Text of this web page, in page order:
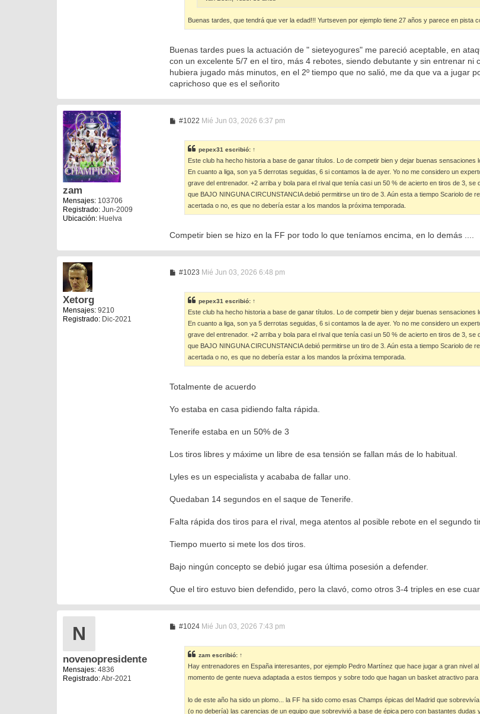
Buenas tardes, que tendrá que ver la edad!!! Yurtseven por ejemplo tiene 27 años y parece en pista
Buenas tardes pues la actuación de " sieteyogures" me pareció aceptable, en
con un excelente 5/7 en el tiro, más 4 rebotes, siendo debutante y sin entrenar
hubiera jugado más minutos, en el 2º tiempo que no salió, me da que va a jugar
caprichoso que es el señorito
zam
Mensajes: 103706
Registrado: Jun-2009
Ubicación: Huelva
#1022M
a
j
e
Mié Jun 03, 2026 6:37 pm
pepex31 escribió: ↑
Este club ha hecho historia a base de ganar títulos. Lo de competir bien y dejar buenas sensaciones
En cuanto a liga, son ya 5 derrotas seguidas, 6 si contamos la de ayer. Yo no me considero un
grave del entrenador. +2 arriba y bola para el rival que tenía casi un 50 % de acierto en tiros de 3,
que BAJO NINGUNA CIRCUNSTANCIA debió permitirse un tiro de 3. Aún esta a tiempo Scariolo de
acertada o no, es que no debería estar a los mandos la próxima temporada.
Competir bien se hizo en la FF por todo lo que teníamos encima, en lo demás ....
Xetorg
Mensajes: 9210
Registrado: Dic-2021
#1023M
a
j
e
Mié Jun 03, 2026 6:48 pm
pepex31 escribió: ↑
Este club ha hecho historia a base de ganar títulos. Lo de competir bien y dejar buenas sensaciones
En cuanto a liga, son ya 5 derrotas seguidas, 6 si contamos la de ayer. Yo no me considero un
grave del entrenador. +2 arriba y bola para el rival que tenía casi un 50 % de acierto en tiros de 3,
que BAJO NINGUNA CIRCUNSTANCIA debió permitirse un tiro de 3. Aún esta a tiempo Scariolo de
acertada o no, es que no debería estar a los mandos la próxima temporada.
Totalmente de acuerdo
Yo estaba en casa pidiendo falta rápida.
Tenerife estaba en un 50% de 3
Los tiros libres y máxime un libre de esa tensión se fallan más de lo habitual.
Lyles es un especialista y acababa de fallar uno.
Quedaban 14 segundos en el saque de Tenerife.
Falta rápida dos tiros para el rival, mega atentos al posible rebote en el segundo
Tiempo muerto si mete los dos tiros.
Bajo ningún concepto se debió jugar esa última posesión a defender.
Que el tiro estuvo bien defendido, pero la clavó, como otros 3-4 triples en ese
N
novenopresidente
Mensajes: 4836
Registrado:Abr-2021
#1024M
a
j
e
Mié Jun 03, 2026 7:43 pm
zam escribió: ↑
Hay entrenadores en España interesantes, por ejemplo Pedro Martínez que hace jugar a gran nivel
momento de gente nueva adaptada a estos tiempos y sobre todo que hagan un basket atractivo para
lo de este año ha sido un plomo... la FF ha sido como esas Champs épicas del Madrid que
(o no debería) las carencias de un equipo que sobrevivió a base de épica pero con bastantes dudas